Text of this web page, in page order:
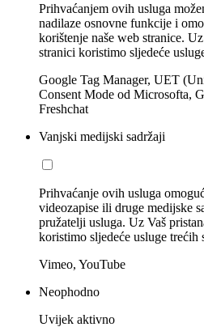
Prihvaćanjem ovih usluga
nadilaze osnovne funkcije i
korištenje naše web stranice.
stranici koristimo sljedeće
Google Tag Manager, UET
Consent Mode od Microsofta,
Freshchat
Vanjski medijski sadržaji
Prihvaćanje ovih usluga
videozapise ili druge medijske
pružatelji usluga. Uz Vaš
koristimo sljedeće usluge trećih
Vimeo, YouTube
Neophodno
Uvijek aktivno